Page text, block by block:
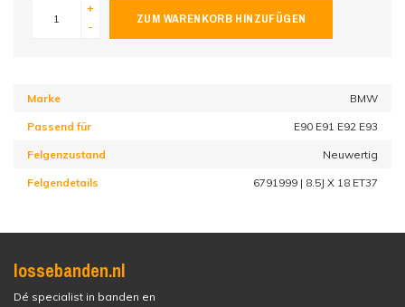
+
-
ZUM WARENKORB HINZUFÜGEN
Marke BMW
Passend für E90 E91 E92 E93
Felgenzustand Neuwertig
Felgendetails 6791999 | 8.5J X 18 ET37
lossebanden.nl
Dé specialist in banden en